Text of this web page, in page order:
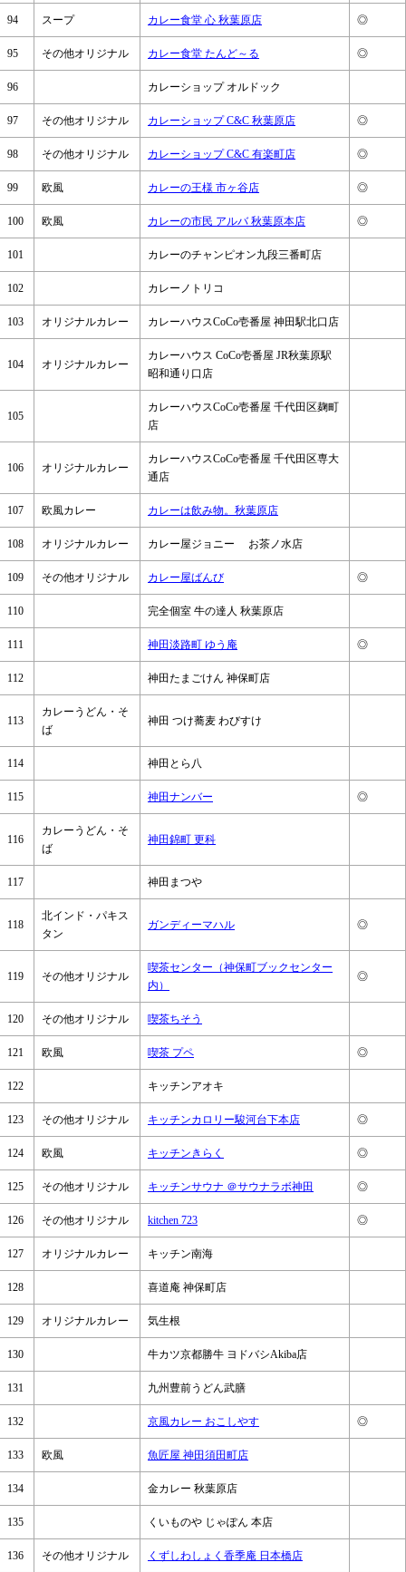
94 スープ カレー食堂 心 秋葉原店 ◎
95 その他オリジナル カレー食堂 たんど～る ◎
96 カレーショップ オルドック
97 その他オリジナル カレーショップ C&C 秋葉原店 ◎
98 その他オリジナル カレーショップ C&C 有楽町店 ◎
99 欧風 カレーの王様 市ヶ谷店 ◎
100 欧風 カレーの市民 アルバ 秋葉原本店 ◎
101 カレーのチャンピオン九段三番町店
102 カレーノトリコ
103 オリジナルカレー カレーハウスCoCo壱番屋 神田駅北口店
104 オリジナルカレー
カレーハウス CoCo壱番屋 JR秋葉原駅
昭和通り口店
105
カレーハウスCoCo壱番屋 千代田区麹町
店
106 オリジナルカレー
カレーハウスCoCo壱番屋 千代田区専大
通店
107 欧風カレー カレーは飲み物。秋葉原店
108 オリジナルカレー カレー屋ジョニー お茶ノ水店
109 その他オリジナル カレー屋ばんび ◎
110 完全個室 牛の達人 秋葉原店
111 神田淡路町 ゆう庵 ◎
112 神田たまごけん 神保町店
113
カレーうどん・そ
ば
神田 つけ蕎麦 わびすけ
114 神田とら八
115 神田ナンバー ◎
116
カレーうどん・そ
ば
神田錦町 更科
117 神田まつや
118
北インド・パキス
タン
ガンディーマハル ◎
119 その他オリジナル
喫茶センター（神保町ブックセンター
内）
◎
120 その他オリジナル 喫茶ちそう
121 欧風 喫茶 プペ ◎
122 キッチンアオキ
123 その他オリジナル キッチンカロリー駿河台下本店 ◎
124 欧風 キッチンきらく ◎
125 その他オリジナル キッチンサウナ ＠サウナラボ神田 ◎
126 その他オリジナル kitchen 723 ◎
127 オリジナルカレー キッチン南海
128 喜道庵 神保町店
129 オリジナルカレー 気生根
130 牛カツ京都勝牛 ヨドバシAkiba店
131 九州豊前うどん武膳
132 京風カレー おこしやす ◎
133 欧風 魚匠屋 神田須田町店
134 金カレー 秋葉原店
135 くいものや じゃぽん 本店
136 その他オリジナル くずしわしょく香季庵 日本橋店